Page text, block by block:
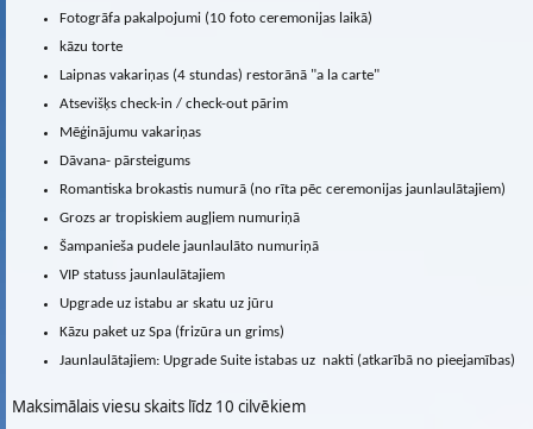
Fotogrāfa pakalpojumi (10 foto ceremonijas laikā)
kāzu torte
Laipnas vakariņas (4 stundas) restorānā "a la carte"
Atsevišķs check-in / check-out pārim
Mēģinājumu vakariņas
Dāvana- pārsteigums
Romantiska brokastis numurā (no rīta pēc ceremonijas jaunlaulātajiem)
Grozs ar tropiskiem augļiem numuriņā
Šampanieša pudele jaunlaulāto numuriņā
VIP statuss jaunlaulātajiem
Upgrade uz istabu ar skatu uz jūru
Kāzu paket uz Spa (frizūra un grims)
Jaunlaulātajiem: Upgrade Suite istabas uz nakti (atkarībā no pieejamības)
Maksimālais viesu skaits līdz 10 cilvēkiem